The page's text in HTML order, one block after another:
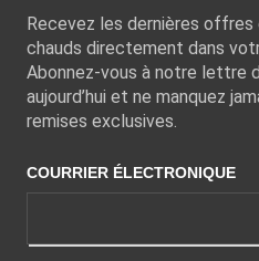
Recevez les dernières
chauds directement dans
Abonnez-vous à notre lettre
aujourd’hui et ne manquez
remises exclusives.
COURRIER ÉLECTRONIQUE